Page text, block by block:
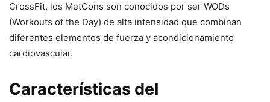
CrossFit, los MetCons son conocidos por ser WODs
(Workouts of the Day) de alta intensidad que combinan
diferentes elementos de fuerza y acondicionamiento
cardiovascular.
Características del